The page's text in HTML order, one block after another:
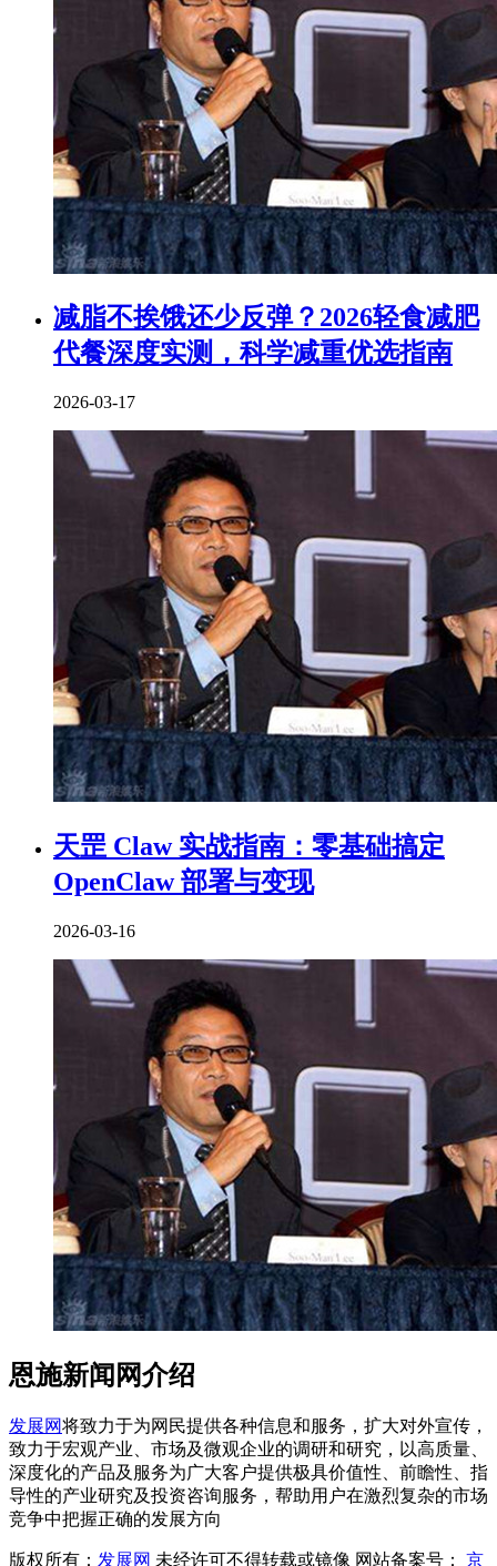
减脂不挨饿还少反弹？2026轻食减肥
代餐深度实测，科学减重优选指南
2026-03-17
天罡 Claw 实战指南：零基础搞定
OpenClaw 部署与变现
2026-03-16
恩施新闻网介绍
发展网将致力于为网民提供各种信息和服务，扩大对外宣传，
致力于宏观产业、市场及微观企业的调研和研究，以高质量、
深度化的产品及服务为广大客户提供极具价值性、前瞻性、指
导性的产业研究及投资咨询服务，帮助用户在激烈复杂的市场
竞争中把握正确的发展方向
版权所有： 发展网 未经许可不得转载或镜像 网站备案号： 京